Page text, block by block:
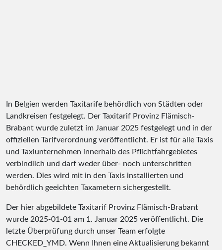
In Belgien werden Taxitarife behördlich von Städten oder
Landkreisen festgelegt. Der Taxitarif Provinz Flämisch-
Brabant wurde zuletzt im Januar 2025 festgelegt und in der
offiziellen Tarifverordnung veröffentlicht. Er ist für alle Taxis
und Taxiunternehmen innerhalb des Pflichtfahrgebietes
verbindlich und darf weder über- noch unterschritten
werden. Dies wird mit in den Taxis installierten und
behördlich geeichten Taxametern sichergestellt.
Der hier abgebildete Taxitarif Provinz Flämisch-Brabant
wurde 2025-01-01 am 1. Januar 2025 veröffentlicht. Die
letzte Überprüfung durch unser Team erfolgte
CHECKED_YMD. Wenn Ihnen eine Aktualisierung bekannt